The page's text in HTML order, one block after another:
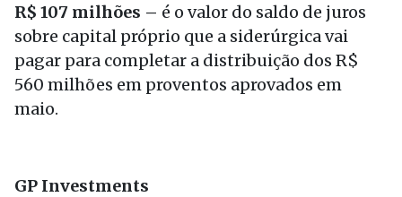
R$ 107 milhões – é o valor do saldo de juros
sobre capital próprio que a siderúrgica vai
pagar para completar a distribuição dos R$
560 milhões em proventos aprovados em
maio.
GP Investments